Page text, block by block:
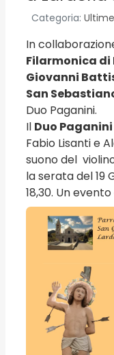
Categoria:
In
Filarmonica di
Giovanni
San
Duo Paganini.
Il Duo Paganini
Fabio Lisanti e
suono del
la serata del 19
18,30. Un